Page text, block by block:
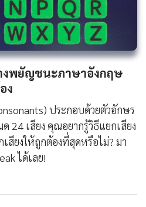
งพยัญชนะภาษาอังกฤษ
ง
ประกอบด้วยตัวอักษร
24 เสียง คุณอยากรู้วิธีแยกเสียง
เสียงให้ถูกต้องที่สุดหรือไม่? มา
ได้เลย!